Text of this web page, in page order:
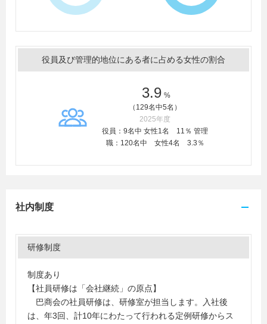
役員及び管理的地位にある者に占める女性の割合
3.9 %
（129名中5名）
2025年度
役員：9名中 女性1名 11％ 管理
職：120名中 女性4名 3.3％
社内制度
研修制度
制度あり
【社員研修は「会社継続」の原点】
巴商会の社員研修は、研修室が担当します。入社後
は、年3回、計10年にわたって行われる定例研修からス